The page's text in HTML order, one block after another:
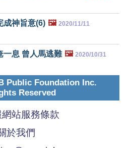
成神旨意(6) 🖼️ 2020/11/11
一息 曾人馬逃難 🖼️ 2020/10/31
Public Foundation Inc.
Reserved
網站服務條款
於我們